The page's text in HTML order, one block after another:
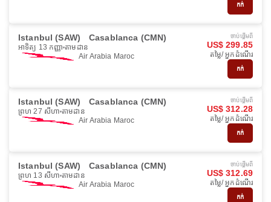
កក់
Istanbul (SAW) Casablanca (CMN)
អាទិត្យ 13 កញ្ញា តាមដាន
Air Arabia Maroc
ចាប់ផ្ដើមពី
US$ 299.85
តម្លៃ/ អ្នកដំណើរ
កក់
Istanbul (SAW) Casablanca (CMN)
ព្រហ 27 សីហា តាមដាន
Air Arabia Maroc
ចាប់ផ្ដើមពី
US$ 312.28
តម្លៃ/ អ្នកដំណើរ
កក់
Istanbul (SAW) Casablanca (CMN)
ព្រហ 13 សីហា តាមដាន
Air Arabia Maroc
ចាប់ផ្ដើមពី
US$ 312.69
តម្លៃ/ អ្នកដំណើរ
កក់